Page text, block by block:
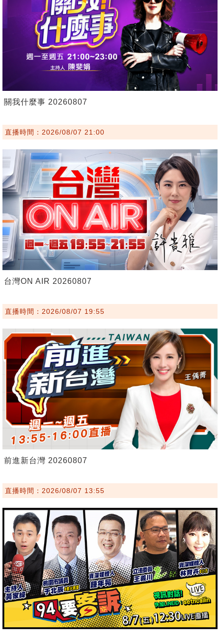
關我什麼事 20260807
直播時間：2026/08/07 21:00
台灣ON AIR 20260807
直播時間：2026/08/07 19:55
前進新台灣 20260807
直播時間：2026/08/07 13:55